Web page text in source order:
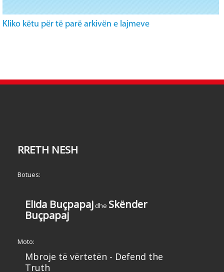
Kliko këtu për të parë arkivën e lajmeve
RRETH NESH
Botues:
Elida Buçpapaj dhe Skënder
Buçpapaj
Moto:
Mbroje të vërtetën - Defend the
Truth